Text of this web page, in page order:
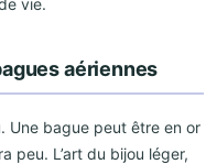
vie.
aériennes
Une bague peut être en or
peu. L’art du bijou léger,